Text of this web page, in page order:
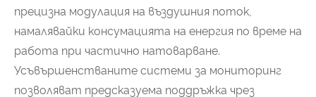
прецизна модулация на въздушния поток,
намалявайки консумацията на енергия по време на
работа при частично натоварване.
Усъвършенстваните системи за мониторинг
позволяват предсказуема поддръжка чрез